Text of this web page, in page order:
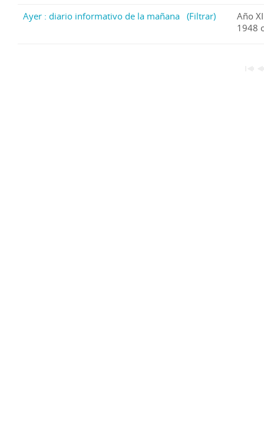
Ayer : diario informativo de la mañana (Filtrar)
Año
1948